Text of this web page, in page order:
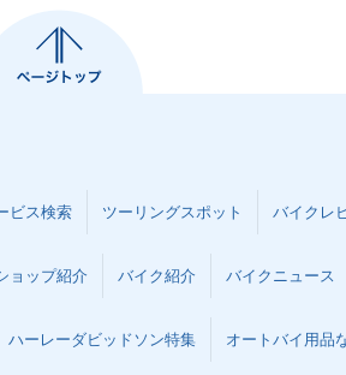
ビス検索 ツーリングスポット バイクレ
ョップ紹介 バイク紹介 バイクニュース
ハーレーダビッドソン特集 オートバイ用品